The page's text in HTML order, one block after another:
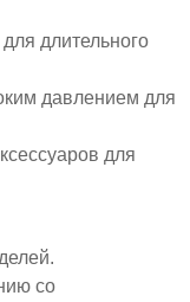
длительного
давлением для
для
со